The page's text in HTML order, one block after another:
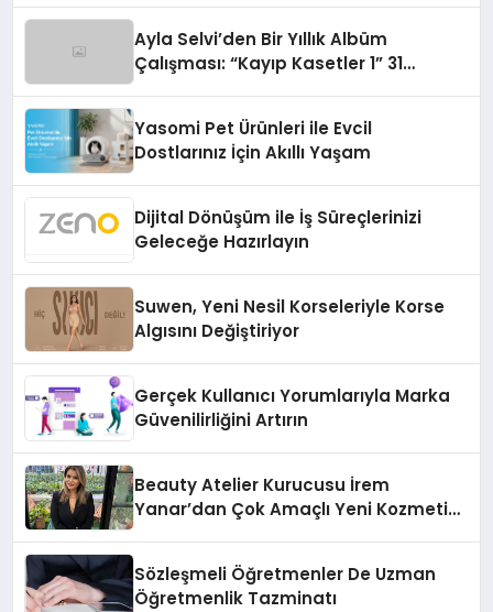
Ayla Selvi’den Bir Yıllık Albüm
Çalışması: “Kayıp Kasetler 1” 31
Yasomi Pet Ürünleri ile Evcil
Dostlarınız İçin Akıllı Yaşam
Dijital Dönüşüm ile İş Süreçlerinizi
Geleceğe Hazırlayın
Suwen, Yeni Nesil Korseleriyle Korse
Algısını Değiştiriyor
Gerçek Kullanıcı Yorumlarıyla Marka
Güvenilirliğini Artırın
Beauty Atelier Kurucusu İrem
Yanar’dan Çok Amaçlı Yeni Kozmetik
Sözleşmeli Öğretmenler De Uzman
Öğretmenlik Tazminatı